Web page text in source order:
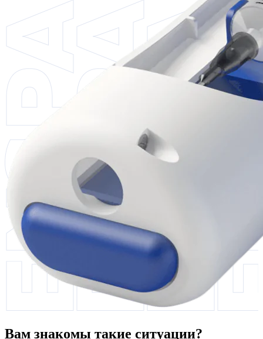
Вам знакомы такие ситуации?